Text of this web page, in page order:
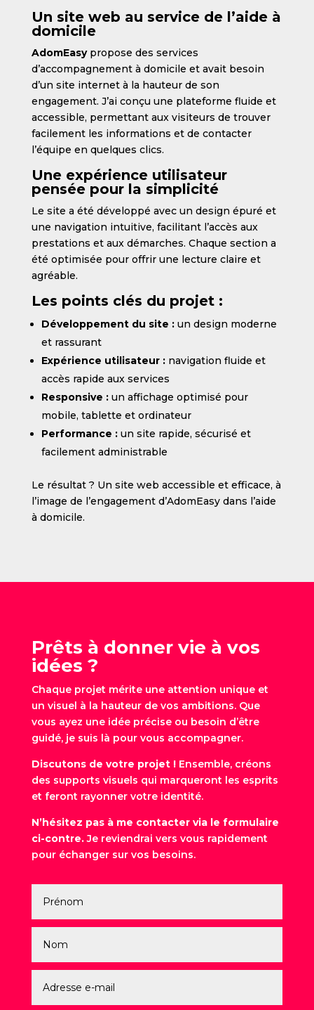
Un site web au service de l’aide à
domicile
AdomEasypropose des services
d’accompagnement à domicile et avait besoin
d’un site internet à la hauteur de son
engagement. J’ai conçu une plateforme fluide et
accessible, permettant aux visiteurs de trouver
facilement les informations et de contacter
l’équipe en quelques clics.
Une expérience utilisateur
pensée pour la simplicité
Le site a été développé avec un design épuré et
une navigation intuitive, facilitant l’accès aux
prestations et aux démarches. Chaque section a
été optimisée pour offrir une lecture claire et
agréable.
Les points clés du projet :
Développement du site :un design moderne
et rassurant
Expérience utilisateur :navigation fluide et
accès rapide aux services
Responsive :un affichage optimisé pour
mobile, tablette et ordinateur
Performance :un site rapide, sécurisé et
facilement administrable
Le résultat ? Un site web accessible et efficace, à
l’image de l’engagement d’AdomEasy dans l’aide
à domicile.
Prêts à donner vie à vos
idées ?
Chaque projet mérite une attention unique et
un visuel à la hauteur de vos ambitions. Que
vous ayez une idée précise ou besoin d’être
guidé, je suis là pour vous accompagner.
Discutons de votre projet !Ensemble, créons
des supports visuels qui marqueront les esprits
et feront rayonner votre identité.
N’hésitez pas à me contacter via le formulaire
ci-contre.Je reviendrai vers vous rapidement
pour échanger sur vos besoins.